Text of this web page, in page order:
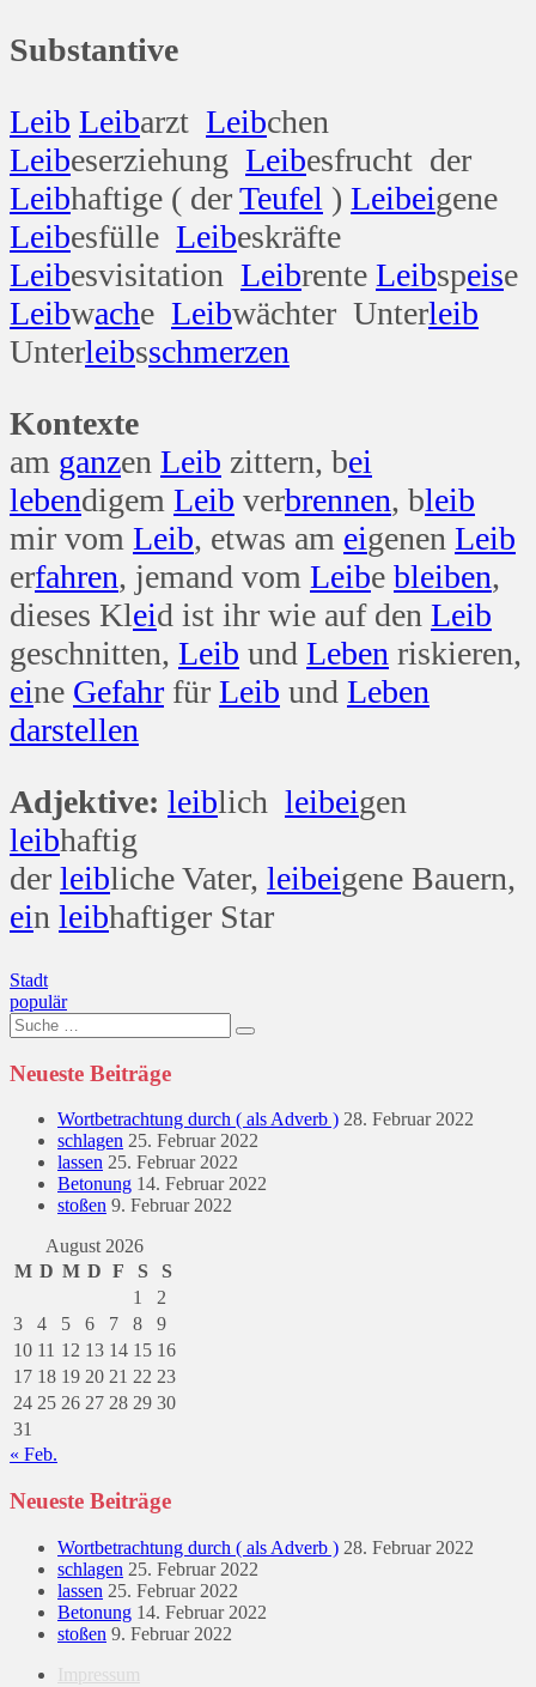
Substantive
Leib Leibarzt Leibchen
Leibeserziehung Leibesfrucht der
Leibhaftige ( derTeufel ) Leibeigene
Leibesfülle Leibeskräfte
Leibesvisitation Leibrente Leibspeise
Leibwache Leibwächter Unterleib
Unterleibsschmerzen
Kontexte
am ganzen Leib zittern, bei
lebendigem Leib verbrennen, bleib
mir vom Leib, etwas am eigenen Leib
erfahren, jemand vom Leibe bleiben,
dieses Kleid ist ihr wie auf den Leib
geschnitten, Leib und Leben riskieren,
eine Gefahr für Leib und Leben
darstellen
Adjektive: leiblich leibeigen
leibhaftig
der leibliche Vater, leibeigene Bauern,
ein leibhaftiger Star
Beitragsnavigation
Stadt
populär
Suche
nach:
Neueste Beiträge
Wortbetrachtung durch ( als Adverb ) 28. Februar 2022
schlagen 25. Februar 2022
lassen 25. Februar 2022
Betonung 14. Februar 2022
stoßen 9. Februar 2022
August 2026
M D M D F S
S
1
2
3
4 5 6 7 8
9
10 11 12 13 14 15 16
17 18 19 20 21 22 23
24 25 26 27 28 29 30
31
« Feb.
Neueste Beiträge
Wortbetrachtung durch ( als Adverb ) 28. Februar 2022
schlagen 25. Februar 2022
lassen 25. Februar 2022
Betonung 14. Februar 2022
stoßen 9. Februar 2022
Impressum